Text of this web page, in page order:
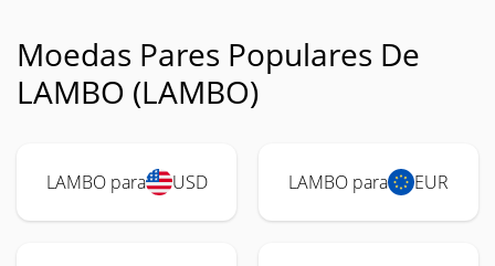
Moedas Pares Populares De
LAMBO (LAMBO)
LAMBO para USD LAMBO para EUR